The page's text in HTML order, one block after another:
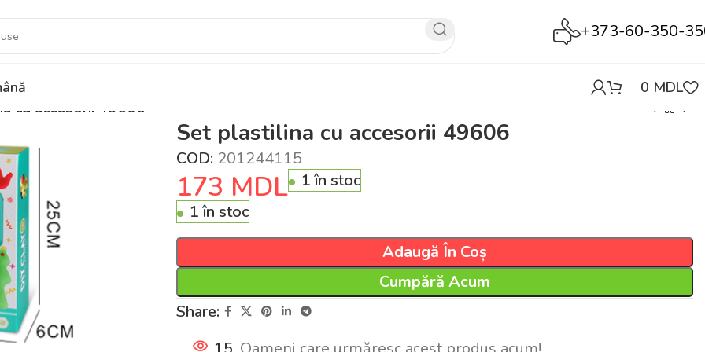
+373-60-350-
0 MDL
cu accesorii 49606
Set plastilina cu accesorii 49606
COD: 201244115
173 MDL
1 în stoc
1 în stoc
Adaugă În Coș
Cumpără Acum
Share: